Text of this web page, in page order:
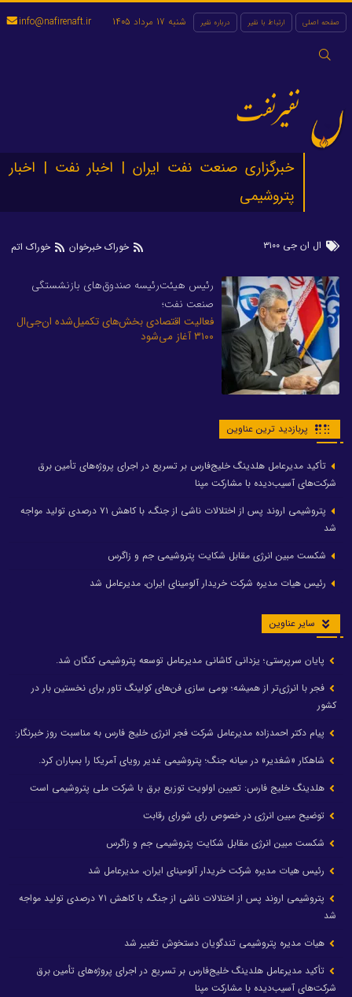
صفحه اصلی ارتباط با نفیر درباره نفیر
جستجو
شنبه 17 مرداد 1405 info@nafirenaft.ir
نفیرنفت
خبرگزاری صنعت نفت ایران | اخبار نفت | اخبار
پتروشیمی
ال ان جی ۳۱۰۰ خوراک خبرخوان خوراک اتم
رئیس هیئت‌رئیسه صندوق‌های بازنشستگی
صنعت نفت؛
فعالیت اقتصادی بخش‌های تکمیل‌شده ان‌جی‌ال
۳۱۰۰ آغاز می‌شود
پربازدید ترین عناوین
تأکید مدیرعامل هلدینگ خلیج‌فارس بر تسریع در اجرای پروژه‌های تأمین برق
شرکت‌های آسیب‌دیده با مشارکت مپنا
پتروشیمی اروند پس از اختلالات ناشی از جنگ، با کاهش ۷۱ درصدی تولید مواجه
شد
شکست مبین انرژی مقابل شکایت پتروشیمی جم و زاگرس
رئیس هیات مدیره شرکت خریدار آلومینای ایران، مدیرعامل شد
سایر عناوین
پایان سرپرستی؛ یزدانی کاشانی مدیرعامل توسعه پتروشیمی کنگان شد.
فجر با انرژی‌تر از همیشه؛ بومی سازی فن‌های کولینگ تاور برای نخستین بار در
کشور
پیام دکتر احمدزاده مدیرعامل شرکت فجر انرژی خلیج فارس به مناسبت روز خبرنگار:
شاهکار «شغدیر» در میانه جنگ؛ پتروشیمی غدیر رویای آمریکا را بمباران کرد.
هلدینگ خلیج فارس: تعیین اولویت توزیع برق با شرکت ملی پتروشیمی است
توضیح مبین انرژی در خصوص رای شورای رقابت
شکست مبین انرژی مقابل شکایت پتروشیمی جم و زاگرس
رئیس هیات مدیره شرکت خریدار آلومینای ایران، مدیرعامل شد
پتروشیمی اروند پس از اختلالات ناشی از جنگ، با کاهش ۷۱ درصدی تولید مواجه
شد
هیات مدیره پتروشیمی تندگویان دستخوش تغییر شد
تأکید مدیرعامل هلدینگ خلیج‌فارس بر تسریع در اجرای پروژه‌های تأمین برق
شرکت‌های آسیب‌دیده با مشارکت مپنا